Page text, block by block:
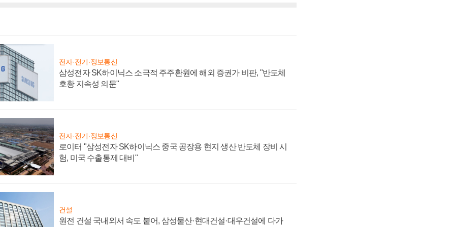
전자·전기·정보통신
삼성전자 SK하이닉스 소극적 주주환원에 해외 증권가 비판, "반도체
호황 지속성 의문"
전자·전기·정보통신
로이터 "삼성전자 SK하이닉스 중국 공장용 현지 생산 반도체 장비 시
험, 미국 수출통제 대비"
건설
원전 건설 국내외서 속도 붙어, 삼성물산·현대건설·대우건설에 다가